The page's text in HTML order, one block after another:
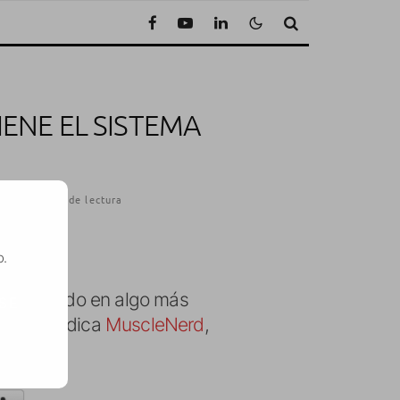
EL SISTEMA
1 Minuto de lectura
en algo más
indica MuscleNerd,